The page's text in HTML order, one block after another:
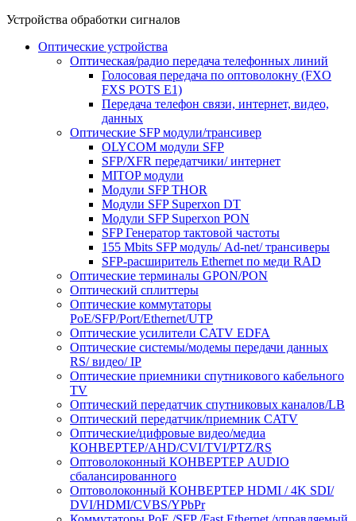
Устройства обработки сигналов
Оптические устройства
Оптическая/радио передача телефонных линий
Голосовая передача по оптоволокну (FXO
FXS POTS E1)
Передача телефон связи, интернет, видео,
данных
Оптичеcкие SFP модули/трансивер
OLYCOM модули SFP
SFP/XFR передатчики/ интернет
MITOP модули
Модули SFP THOR
Модули SFP Superxon DT
Модули SFP Superxon PON
SFP Генератор тактовой частоты
155 Mbits SFP модуль/ Ad-net/ трансиверы
SFP-расширитель Ethernet по меди RAD
Оптические терминалы GPON/PON
Оптический сплиттеры
Оптические коммутаторы
PoE/SFP/Port/Ethernet/UTP
Оптические усилители CATV EDFA
Оптические системы/модемы передачи данных
RS/ видео/ IP
Оптические приемники спутникового кабельного
ТV
Оптический передатчик спутниковых каналов/LB
Оптический передатчик/приемник CATV
Оптические/цифровые видео/медиа
КОНВЕРТЕР/AHD/CVI/TVI/PTZ/RS
Оптоволоконный КОНВЕРТЕР AUDIO
сбалансированного
Оптоволоконный КОНВЕРТЕР HDMI / 4K SDI/
DVI/HDMI/CVBS/YPbPr